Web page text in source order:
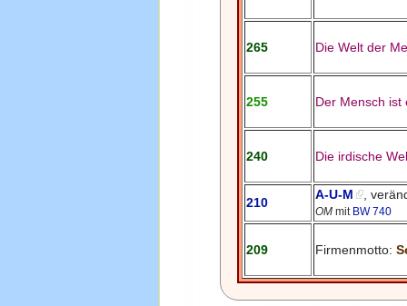
265 Die Welt der
255 Der Mensch ist
240 Die irdische
210
A-U-M ,
OM mit BW 740
209 Firmenmotto: